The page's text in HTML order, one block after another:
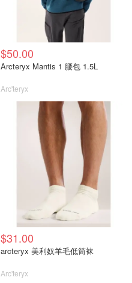
$50.00
Arcteryx Mantis 1 腰包 1.5L
Arc'teryx
$31.00
arcteryx 美利奴羊毛低筒袜
Arc'teryx